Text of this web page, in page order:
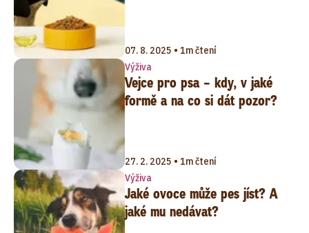
07. 8. 2025 • 1m čtení
Výživa
Vejce pro psa – kdy, v jaké
formě a na co si dát pozor?
27. 2. 2025 • 1m čtení
Výživa
Jaké ovoce může pes jíst? A
jaké mu nedávat?